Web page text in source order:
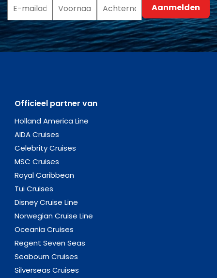
Officieel partner van
Holland America Line
AIDA Cruises
Celebrity Cruises
MSC Cruises
Royal Caribbean
Tui Cruises
Disney Cruise Line
Norwegian Cruise Line
Oceania Cruises
Regent Seven Seas
Seabourn Cruises
Silverseas Cruises